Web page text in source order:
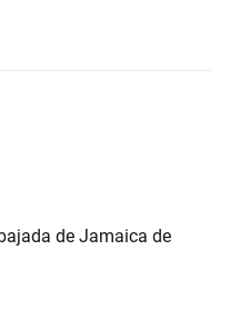
de Jamaica de